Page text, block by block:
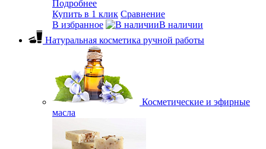
Подробнее
Купить в 1 клик Сравнение
В избранное
В наличии
Натуральная косметика ручной работы
Косметические и эфирные
масла